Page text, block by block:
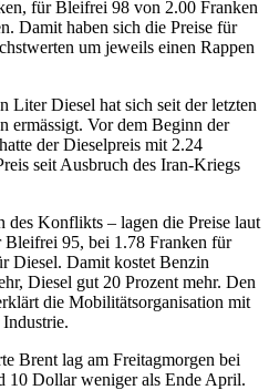
für Bleifrei 98 von 2.00 Franken
Damit haben sich die Preise für
um jeweils einen Rappen
Liter Diesel hat sich seit der letzten
ermässigt. Vor dem Beginn der
der Dieselpreis mit 2.24
seit Ausbruch des Iran-Kriegs
des Konflikts – lagen die Preise laut
95, bei 1.78 Franken für
Diesel. Damit kostet Benzin
Diesel gut 20 Prozent mehr. Den
die Mobilitätsorganisation mit
Brent lag am Freitagmorgen bei
10 Dollar weniger als Ende April.